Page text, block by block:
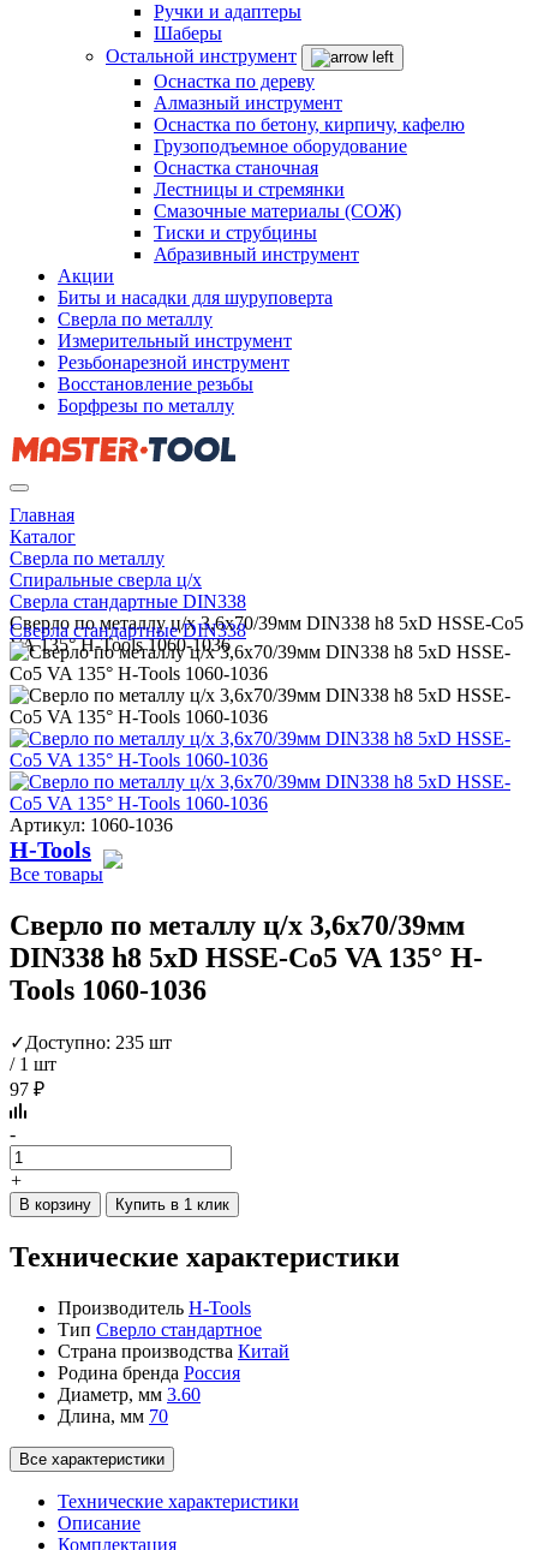
Ручки и адаптеры
Шаберы
Остальной инструмент
Оснастка по дереву
Алмазный инструмент
Оснастка по бетону, кирпичу, кафелю
Грузоподъемное оборудование
Оснастка станочная
Лестницы и стремянки
Смазочные материалы (СОЖ)
Тиски и струбцины
Абразивный инструмент
Акции
Биты и насадки для шуруповерта
Сверла по металлу
Измерительный инструмент
Резьбонарезной инструмент
Восстановление резьбы
Борфрезы по металлу
Главная
Каталог
Сверла по металлу
Спиральные сверла ц/х
Сверла стандартные DIN338
Сверло по металлу ц/х 3,6x70/39мм DIN338 h8 5xD HSSE-Co5
VA 135° H-Tools 1060-1036
Сверла стандартные DIN338
Артикул: 1060-1036
H-Tools
Все товары
Сверло по металлу ц/х 3,6x70/39мм
DIN338 h8 5xD HSSE-Co5 VA 135° H-
Tools 1060-1036
✓Доступно: 235 шт
/ 1 шт
97 ₽
-
+
В корзину Купить в 1 клик
Технические характеристики
Производитель H-Tools
Тип Сверло стандартное
Страна производства Китай
Родина бренда Россия
Диаметр, мм 3.60
Длина, мм 70
Все характеристики
Технические характеристики
Описание
Комплектация